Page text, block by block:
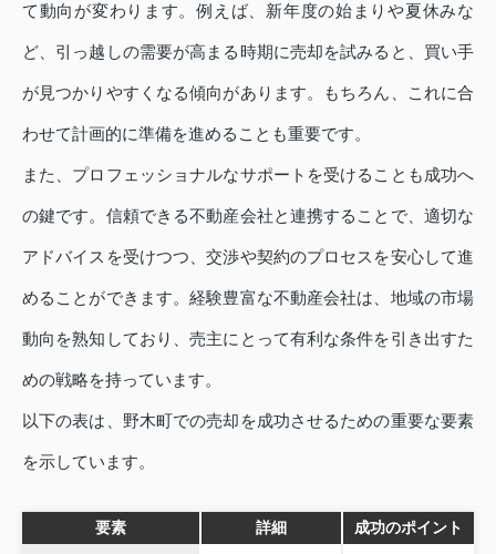
て動向が変わります。例えば、新年度の始まりや夏休みな
ど、引っ越しの需要が高まる時期に売却を試みると、買い手
が見つかりやすくなる傾向があります。もちろん、これに合
わせて計画的に準備を進めることも重要です。
また、プロフェッショナルなサポートを受けることも成功へ
の鍵です。信頼できる不動産会社と連携することで、適切な
アドバイスを受けつつ、交渉や契約のプロセスを安心して進
めることができます。経験豊富な不動産会社は、地域の市場
動向を熟知しており、売主にとって有利な条件を引き出すた
めの戦略を持っています。
以下の表は、野木町での売却を成功させるための重要な要素
を示しています。
要素 詳細 成功のポイント